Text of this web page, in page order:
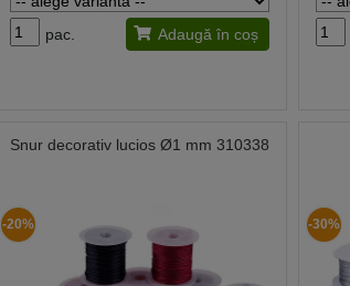
pac. Adaugă în coș
Snur decorativ lucios Ø1 mm 310338
-20% -30%